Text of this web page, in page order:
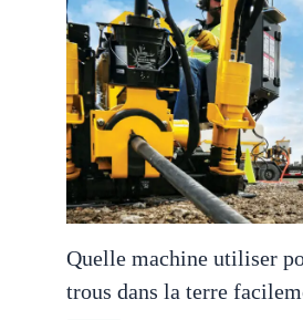
Quelle machine utiliser
trous dans la terre